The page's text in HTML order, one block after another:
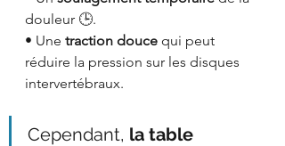
douleur 🕒.
• Une traction douce qui peut
réduire la pression sur les disques
intervertébraux.
Cependant, la table